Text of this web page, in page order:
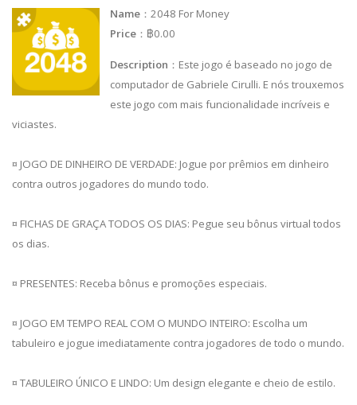
Name ：2048 For Money
Price ：฿0.00
Description ：Este jogo é baseado no jogo de
computador de Gabriele Cirulli. E nós trouxemos
este jogo com mais funcionalidade incríveis e
viciastes.
¤ JOGO DE DINHEIRO DE VERDADE: Jogue por prêmios em dinheiro
contra outros jogadores do mundo todo.
¤ FICHAS DE GRAÇA TODOS OS DIAS: Pegue seu bônus virtual todos
os dias.
¤ PRESENTES: Receba bônus e promoções especiais.
¤ JOGO EM TEMPO REAL COM O MUNDO INTEIRO: Escolha um
tabuleiro e jogue imediatamente contra jogadores de todo o mundo.
¤ TABULEIRO ÚNICO E LINDO: Um design elegante e cheio de estilo.